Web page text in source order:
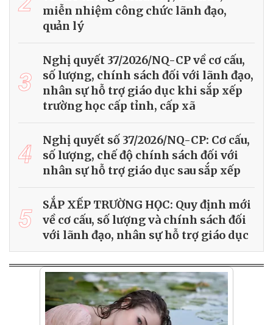
miễn nhiệm công chức lãnh đạo,
quản lý
3
Nghị quyết 37/2026/NQ-CP về cơ cấu,
số lượng, chính sách đối với lãnh đạo,
nhân sự hỗ trợ giáo dục khi sắp xếp
trường học cấp tỉnh, cấp xã
4
Nghị quyết số 37/2026/NQ-CP: Cơ cấu,
số lượng, chế độ chính sách đối với
nhân sự hỗ trợ giáo dục sau sắp xếp
5
SẮP XẾP TRƯỜNG HỌC: Quy định mới
về cơ cấu, số lượng và chính sách đối
với lãnh đạo, nhân sự hỗ trợ giáo dục